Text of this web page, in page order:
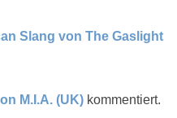
Slang von The Gaslight
M.I.A. (UK) kommentiert.